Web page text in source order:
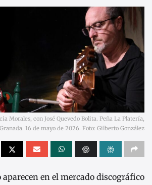
Morales, con José Quevedo Bolita. Peña La Platería,
Granada. 16 de mayo de 2026. Foto: Gilberto González
aparecen en el mercado discográfico